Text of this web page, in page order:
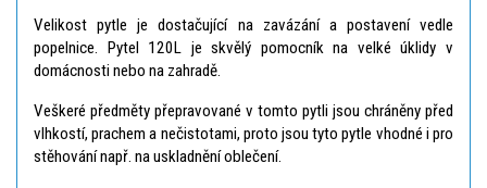
Velikost pytle je dostačující na zavázání a postavení vedle
popelnice. Pytel 120L je skvělý pomocník na velké úklidy v
domácnosti nebo na zahradě.
Veškeré předměty přepravované v tomto pytli jsou chráněny před
vlhkostí, prachem a nečistotami, proto jsou tyto pytle vhodné i pro
stěhování např. na uskladnění oblečení.